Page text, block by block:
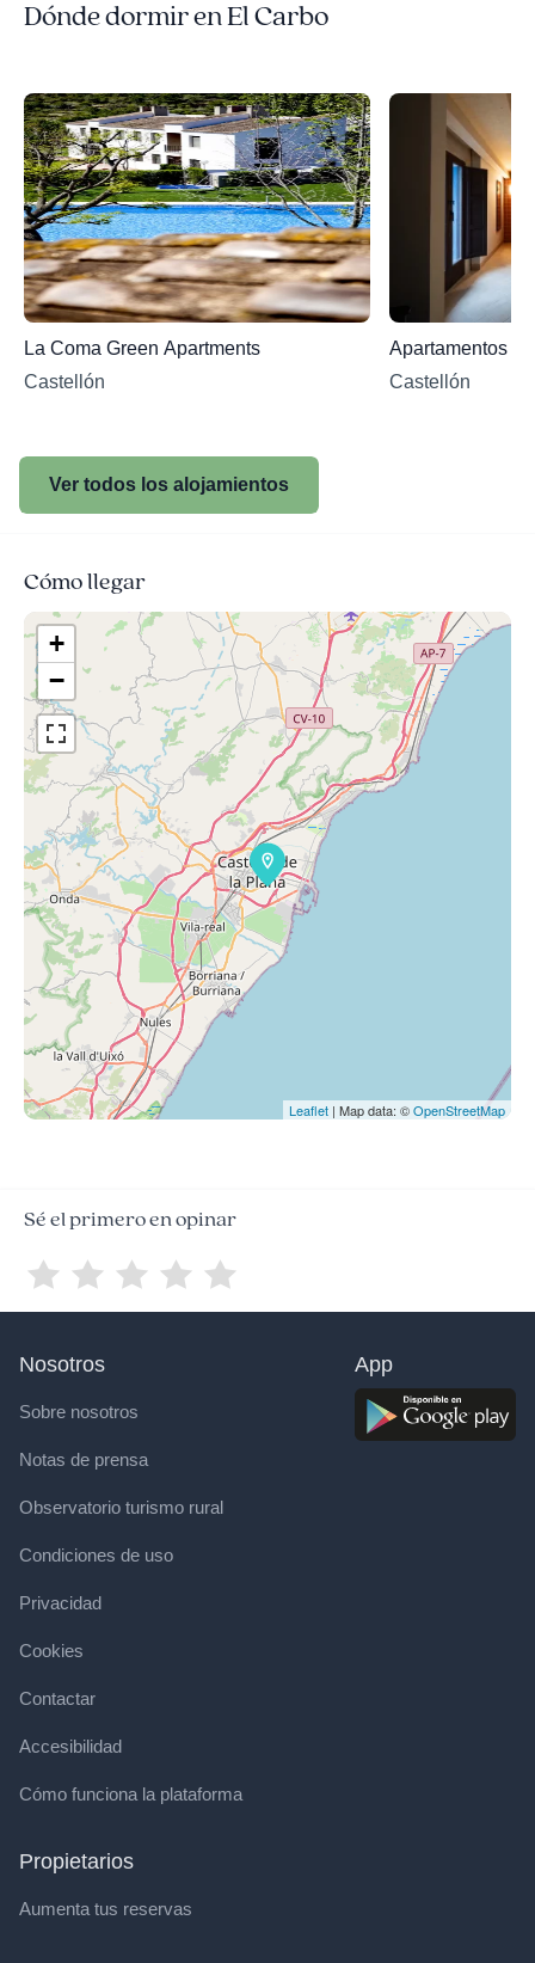
Dónde dormir en El Carbo
La Coma Green Apartments
Castellón
Apartamentos
Castellón
Ver todos los alojamientos
Cómo llegar
+
−
Leaflet | Map data: ©OpenStreetMap
Sé el primero en opinar
Nosotros
Sobre nosotros
Notas de prensa
Observatorio turismo rural
Condiciones de uso
Privacidad
Cookies
Contactar
Accesibilidad
Cómo funciona la plataforma
Propietarios
Aumenta tus reservas
App